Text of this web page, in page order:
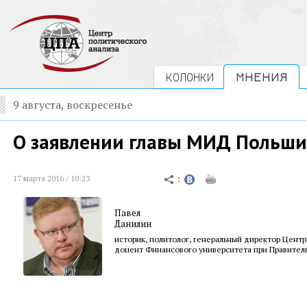
КОЛОНКИ МНЕНИЯ
9 августа, воскресенье
О заявлении главы МИД Польши
17 марта 2016 / 10:23
Павел
Данилин
историк, политолог, генеральный директор
доцент Финансового университета при